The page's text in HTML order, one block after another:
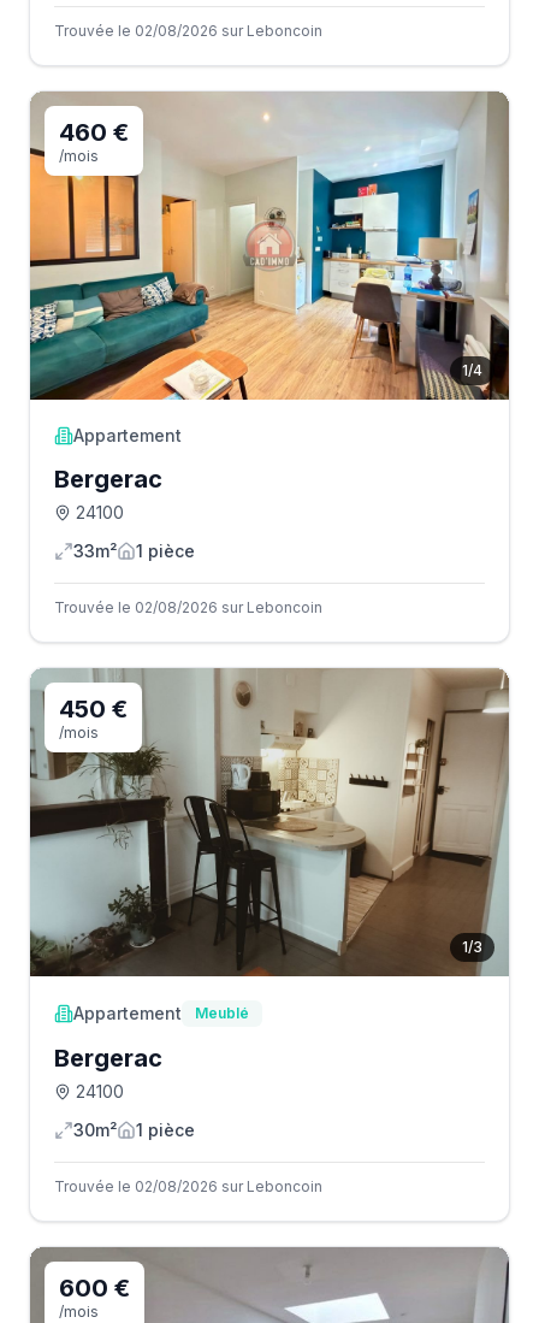
Trouvée le 02/08/2026 sur Leboncoin
1/4
460 €
/mois
Appartement
Bergerac
24100
33m²
1 pièce
Trouvée le 02/08/2026 sur Leboncoin
1/3
450 €
/mois
Appartement Meublé
Bergerac
24100
30m²
1 pièce
Trouvée le 02/08/2026 sur Leboncoin
600 €
/mois